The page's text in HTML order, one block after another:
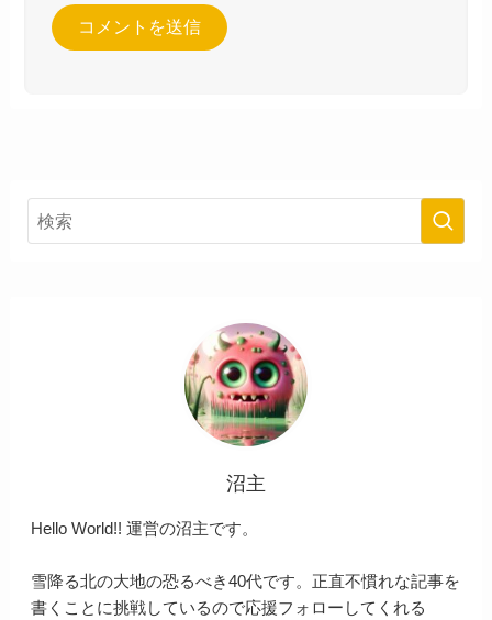
沼主
Hello World!! 運営の沼主です。
雪降る北の大地の恐るべき40代です。正直不慣れな記事を
書くことに挑戦しているので応援フォローしてくれる